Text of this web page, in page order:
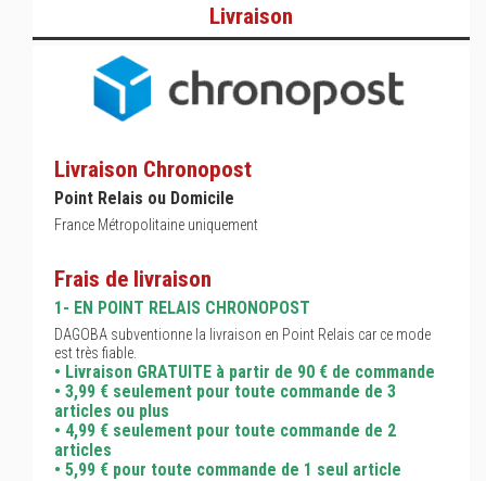
Livraison
Livraison Chronopost
Point Relais ou Domicile
France Métropolitaine uniquement
Frais de livraison
1- EN POINT RELAIS CHRONOPOST
DAGOBA subventionne la livraison en Point Relais car ce mode
est très fiable.
• Livraison GRATUITE à partir de 90 € de commande
• 3,99 € seulement pour toute commande de 3
articles ou plus
• 4,99 € seulement pour toute commande de 2
articles
• 5,99 € pour toute commande de 1 seul article